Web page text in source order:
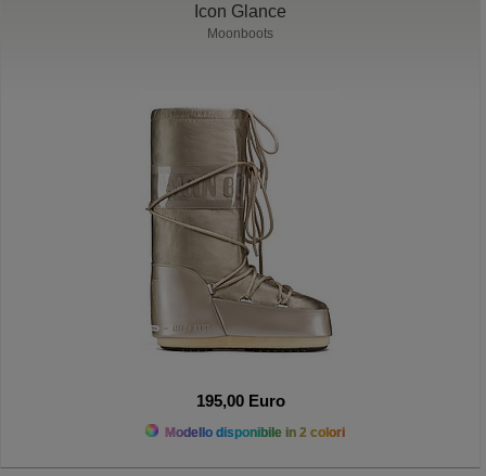
Icon Glance
Moonboots
195,00 Euro
Modello disponibile in 2 colori